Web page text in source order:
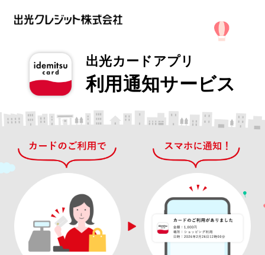
出光カードアプリ
利用通知サービス